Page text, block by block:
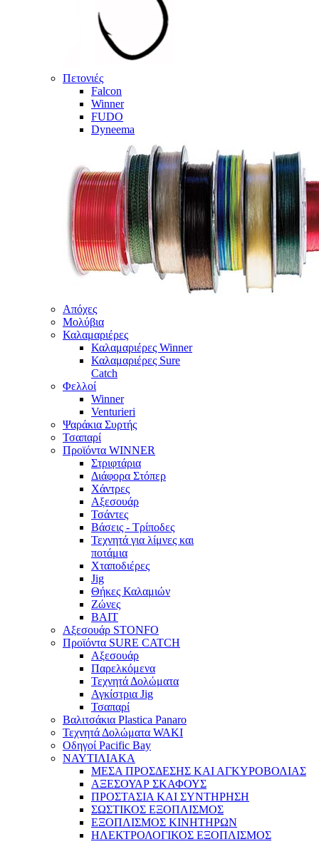
Πετονιές
Falcon
Winner
FUDO
Dyneema
Απόχες
Μολύβια
Καλαμαριέρες
Καλαμαριέρες Winner
Καλαμαριέρες Sure
Catch
Φελλοί
Winner
Venturieri
Ψαράκια Συρτής
Τσαπαρί
Προϊόντα WINNER
Στριφτάρια
Διάφορα Στόπερ
Χάντρες
Αξεσουάρ
Τσάντες
Βάσεις - Τρίποδες
Τεχνητά για λίμνες και
ποτάμια
Χταποδιέρες
Jig
Θήκες Καλαμιών
Ζώνες
BAIT
Αξεσουάρ STONFO
Προϊόντα SURE CATCH
Αξεσουάρ
Παρελκόμενα
Τεχνητά Δολώματα
Αγκίστρια Jig
Τσαπαρί
Βαλιτσάκια Plastica Panaro
Τεχνητά Δολώματα WAKI
Οδηγοί Pacific Bay
ΝΑΥΤΙΛΙΑΚΑ
ΜΕΣΑ ΠΡΟΣΔΕΣΗΣ ΚΑΙ ΑΓΚΥΡΟΒΟΛΙΑΣ
ΑΞΕΣΟΥΑΡ ΣΚΑΦΟΥΣ
ΠΡΟΣΤΑΣΙΑ ΚΑΙ ΣΥΝΤΗΡΗΣΗ
ΣΩΣΤΙΚΟΣ ΕΞΟΠΛΙΣΜΟΣ
ΕΞΟΠΛΙΣΜΟΣ ΚΙΝΗΤΗΡΩΝ
ΗΛΕΚΤΡΟΛΟΓΙΚΟΣ ΕΞΟΠΛΙΣΜΟΣ